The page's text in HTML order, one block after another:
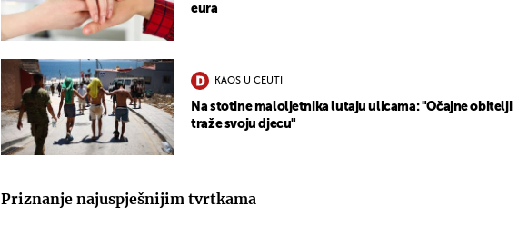
eura
KAOS U CEUTI
Na stotine maloljetnika lutaju ulicama: "Očajne obitelji
traže svoju djecu"
Priznanje najuspješnijim tvrtkama